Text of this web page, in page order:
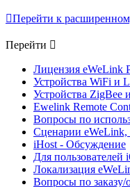
Перейти к
Перейти
Лицензия eWeLink
Устройства WiFi и
Устройства ZigBee
Ewelink Remote
Вопросы по
Сценарии
iHost - Обсуждение
Для пользователей
Локализация
Вопросы по заказу/